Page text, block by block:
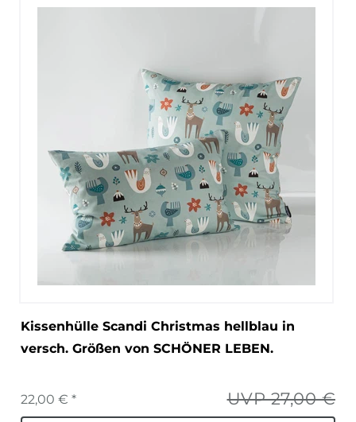
Kissenhülle Scandi Christmas hellblau in
versch. Größen von SCHÖNER LEBEN.
UVP 27,00 €
22,00 € *